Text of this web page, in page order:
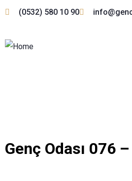
(0532) 580 10 90
Genç Odası 076